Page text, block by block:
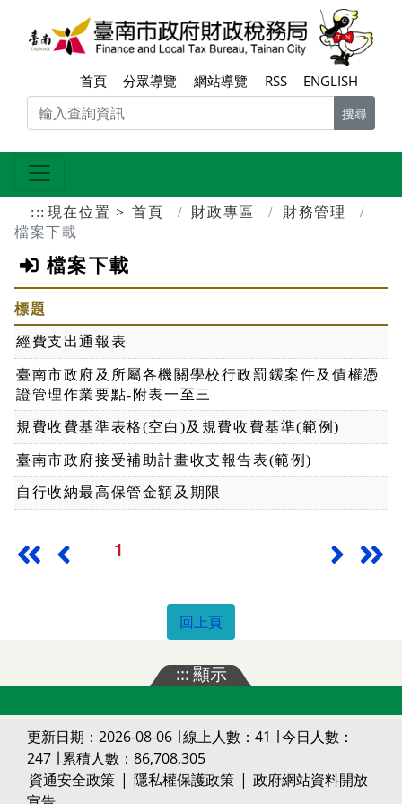
跳到主要內容區塊
首頁 分眾導覽 網站導覽 RSS ENGLISH
搜尋
::: 現在位置 首頁 財政專區
財務管理
檔案下載
檔案下載
標題
經費支出通報表
臺南市政府及所屬各機關學校行政罰鍰案件及債權憑
證管理作業要點-附表一至三
規費收費基準表格(空白)及規費收費基準(範例)
臺南市政府接受補助計畫收支報告表(範例)
自行收納最高保管金額及期限
最前頁上一頁1 下一頁
回上頁
:::顯示
更新日期：2026-08-06 ∣ 線上人數：41 ∣ 今日人數：
247 ∣ 累積人數：86,708,305
資通安全政策 | 隱私權保護政策 | 政府網站資料開放